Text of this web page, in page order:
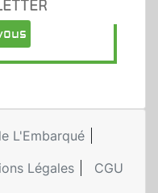
L'Embarqué
Légales CGU